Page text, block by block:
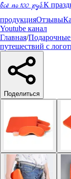
всё по 100 руб.К
продукцияОтзывы
Youtube канал
Главная/
путешествий с
Поделиться